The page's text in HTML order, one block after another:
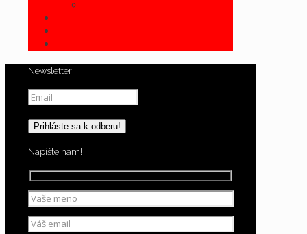
Newsletter
Napíšte nám!